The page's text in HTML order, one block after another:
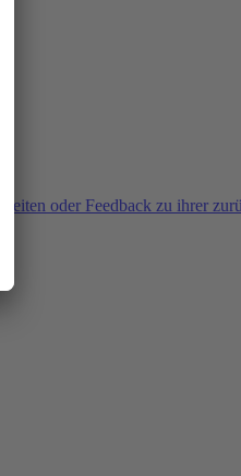
oder Feedback zu ihrer